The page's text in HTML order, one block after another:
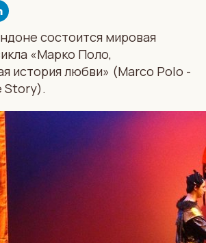
состоится мировая
«Марко Поло,
история любви» (Marco Polo -
Story).